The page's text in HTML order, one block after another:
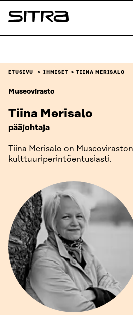
Siirry
suoraan
Sitra
ETUSIVU IHMISET TIINA MERISALO
Museovirasto
Tiina Merisalo
pääjohtaja
Tiina Merisalo on
kulttuuriperintöentusiasti.